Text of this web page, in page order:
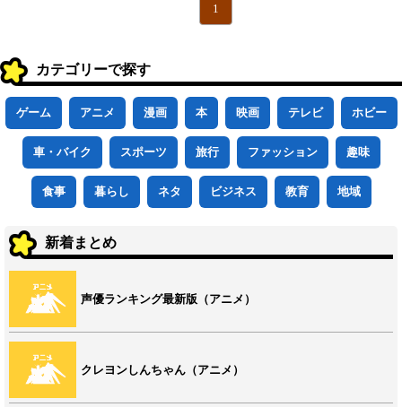
1
カテゴリーで探す
ゲーム アニメ 漫画 本 映画 テレビ ホビー
車・バイク スポーツ 旅行 ファッション 趣味
食事 暮らし ネタ ビジネス 教育 地域
新着まとめ
声優ランキング最新版（アニメ）
クレヨンしんちゃん（アニメ）